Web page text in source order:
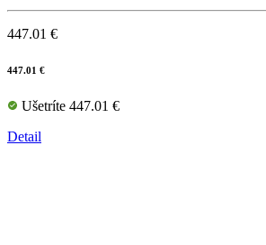
447.01 €
447.01 €
Ušetríte 447.01 €
Detail